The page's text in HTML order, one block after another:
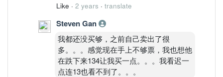
Like · 2 years · translate
Steven Gan
我都还没买够，之前自己卖出了很
多。。。感觉现在手上不够票，我也想他
在跌下来134让我买一点。。。我看迟一
点连13也看不到了。。。